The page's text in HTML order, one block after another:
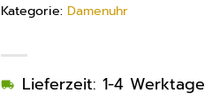
Lieferzeit: 1-4 Werktage
Kategorie: Damenuhr